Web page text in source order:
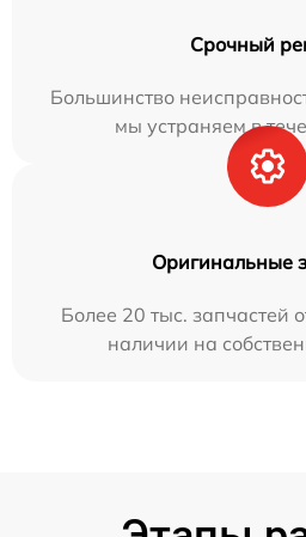
Срочный
Большинство
мы устраняем в
Оригинальные
Более 20 тыс. запчастей
наличии на